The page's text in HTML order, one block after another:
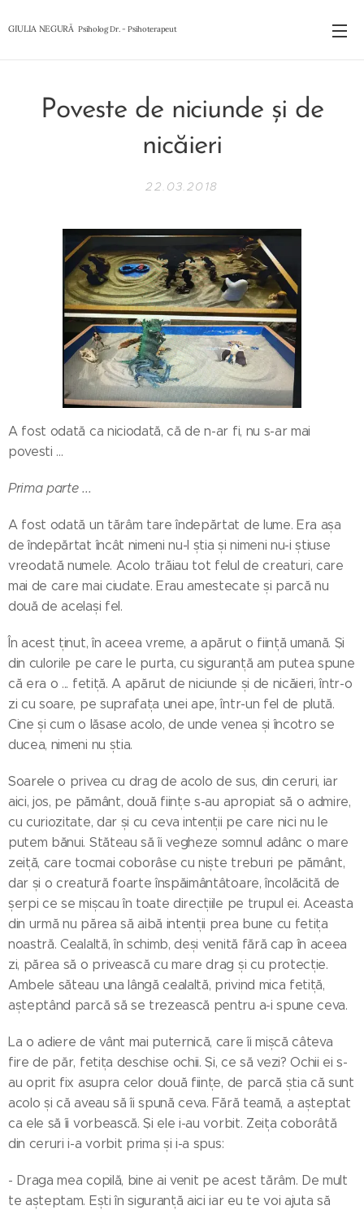
GIULIA NEGURĂPsiholog Dr. - Psihoterapeut
Poveste de niciunde și de
nicăieri
22.03.2018
A fost odată ca niciodată, că de n-ar fi, nu s-ar mai
povesti ...
Prima parte ...
A fost odată un tărâm tare îndepărtat de lume. Era așa
de îndepărtat încât nimeni nu-l știa și nimeni nu-i știuse
vreodată numele. Acolo trăiau tot felul de creaturi, care
mai de care mai ciudate. Erau amestecate și parcă nu
două de același fel.
În acest ținut, în aceea vreme, a apărut o ființă umană. Și
din culorile pe care le purta, cu siguranță am putea spune
că era o ... fetiță. A apărut de niciunde și de nicăieri, într-o
zi cu soare, pe suprafața unei ape, într-un fel de plută.
Cine și cum o lăsase acolo, de unde venea și încotro se
ducea, nimeni nu știa.
Soarele o privea cu drag de acolo de sus, din ceruri, iar
aici, jos, pe pământ, două ființe s-au apropiat să o admire,
cu curiozitate, dar și cu ceva intenții pe care nici nu le
putem bănui. Stăteau să îi vegheze somnul adânc o mare
zeiță, care tocmai coborâse cu niște treburi pe pământ,
dar și o creatură foarte înspăimântâtoare, încolăcită de
șerpi ce se mișcau în toate direcțiile pe trupul ei. Aceasta
din urmă nu părea să aibă intenții prea bune cu fetița
noastră. Cealaltă, în schimb, deși venită fără cap în aceea
zi, părea să o privească cu mare drag și cu protecție.
Ambele săteau una lângă cealaltă, privind mica fetiță,
așteptând parcă să se trezească pentru a-i spune ceva.
La o adiere de vânt mai puternică, care îi mișcă câteva
fire de păr, fetița deschise ochii. Și, ce să vezi? Ochii ei s-
au oprit fix asupra celor două ființe, de parcă știa că sunt
acolo și că aveau să îi spună ceva. Fără teamă, a așteptat
ca ele să îi vorbească. Și ele i-au vorbit. Zeița coborâtă
din ceruri i-a vorbit prima și i-a spus:
- Draga mea copilă, bine ai venit pe acest tărâm. De mult
te așteptam. Ești în siguranță aici iar eu te voi ajuta să